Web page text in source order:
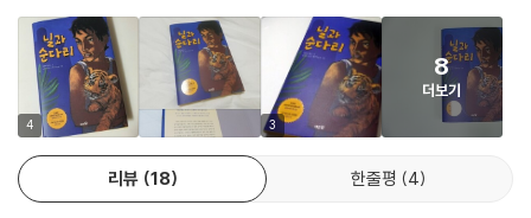
만 루파는 고개를 돌리다가 입이 쩍 벌어지더니 짜고 있던 수건을 놓쳤다.
--- p. 37~38
“아빠하고 같이 있고 싶어요. 제가 바라는 건 그것뿐이에요. 아빠가 해 온
것처럼 제가 우리 땅을 돌볼게요. 폭풍우가 지나가고 나서 우리 벼랑 후추
가 아주 빨리 자랐어요. 우린 한번도 배고프지 않았어요. 절대로요! 아빠는
저 굽타보다 훨씬 더 큰 사람이에요! 교장 선생님보다도.”
닐은 누나 루파와 새끼 호랑이를 구하면서 마음속에서 변화가 일기 시작한
다. 어쩌면 닐이 싫어만 했던 장학금이 지금은 열심히 공부해서 받아야 하
는 그 무엇 이상이다.
닐은 누나와 함께 새끼 호랑이를 구하면서 자신이 사랑하는 것을 지키기
위해서는 위험을 무릅써야 할 때가 있다는 걸 알게 된다. 그리고 더 나은 미
래를 위해서는 때로는 현재를 희생해야 한다는 것도 알게 된다. 하기 싫었
4 3
8
더보기
리뷰 18 한줄평 4